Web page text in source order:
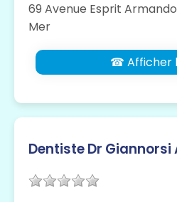
69 Avenue Esprit
Mer
☎ Afficher
Dentiste Dr Giannorsi